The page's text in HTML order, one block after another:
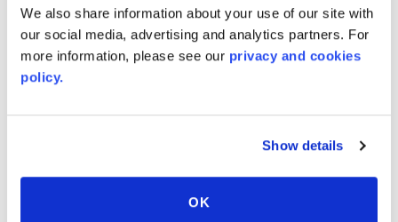
We also share information about your use of our site with
our social media, advertising and analytics partners. For
more information, please see our privacy and cookies
policy.
Show details
OK
EN